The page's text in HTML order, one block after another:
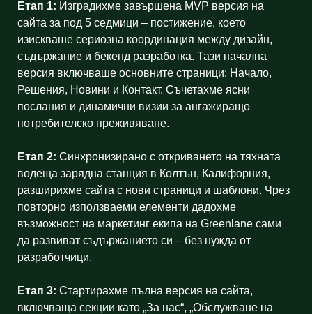
Етап 1: Изградихме завършена MVP версия на
сайта за под 5 седмици – постижение, което
изискваше сериозна координация между дизайн,
съдържание и бекенд разработка. Тази начална
версия включваше основните страници: Начало,
Решения, Новини и Контакт. Съчетахме ясни
послания и динамични визии за ангажиращо
потребителско преживяване.
Етап 2: Синхронизирано с откриването на тяхната
водеща зарядна станция в Колтън, Калифорния,
разширихме сайта с нови страници и шаблони. Чрез
повторно използваеми елементи дадохме
възможност на маркетинг екипа на Greenlane сами
да развиват съдържанието си – без нужда от
разработчици.
Етап 3: Стартирахме пълна версия на сайта,
включваща секции като „За нас“, „Обслужване на